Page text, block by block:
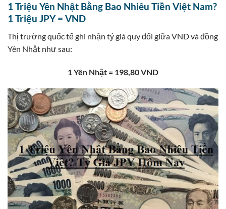
1 Triệu Yên Nhật Bằng Bao Nhiêu Tiền Việt Nam?
1 Triệu JPY = VND
Thị trường quốc tế ghi nhận tỷ giá quy đổi giữa VND và đồng
Yên Nhật như sau:
1 Yên Nhật = 198,80 VND